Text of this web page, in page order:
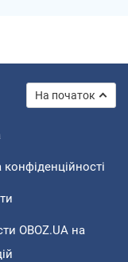
На початок
конфіденційності
OBOZ.UA на